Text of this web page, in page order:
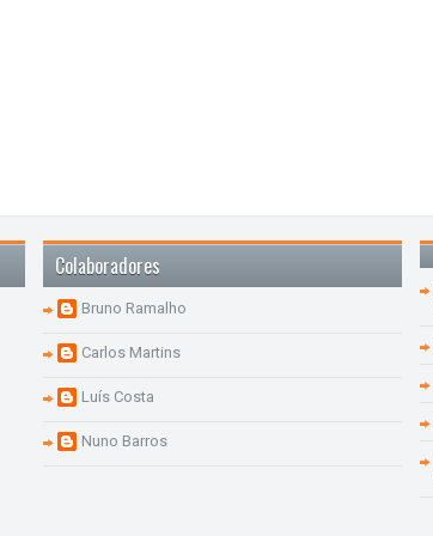
Colaboradores
Bruno Ramalho
Carlos Martins
Luís Costa
Nuno Barros